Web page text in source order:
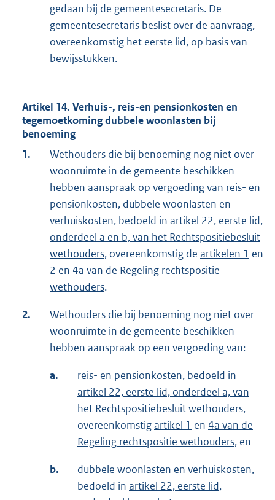
gedaan bij de gemeentesecretaris. De
gemeentesecretaris beslist over de aanvraag,
overeenkomstig het eerste lid, op basis van
bewijsstukken.
Artikel 14. Verhuis-, reis-en pensionkosten en
tegemoetkoming dubbele woonlasten bij
benoeming
1.
Wethouders die bij benoeming nog niet over
woonruimte in de gemeente beschikken
hebben aanspraak op vergoeding van reis- en
pensionkosten, dubbele woonlasten en
verhuiskosten, bedoeld in artikel 22, eerste lid,
onderdeel a en b, van het Rechtspositiebesluit
wethouders, overeenkomstig de artikelen 1 en
2 en 4a van de Regeling rechtspositie
wethouders.
2.
Wethouders die bij benoeming nog niet over
woonruimte in de gemeente beschikken
hebben aanspraak op een vergoeding van:
a.
reis- en pensionkosten, bedoeld in
artikel 22, eerste lid, onderdeel a, van
het Rechtspositiebesluit wethouders,
overeenkomstigartikel 1 en 4a van de
Regeling rechtspositie wethouders, en
b.
dubbele woonlasten en verhuiskosten,
bedoeld in artikel 22, eerste lid,